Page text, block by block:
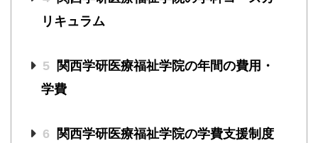
リキュラム
5
関西学研医療福祉学院の年間の費用・
学費
6 関西学研医療福祉学院の学費支援制度